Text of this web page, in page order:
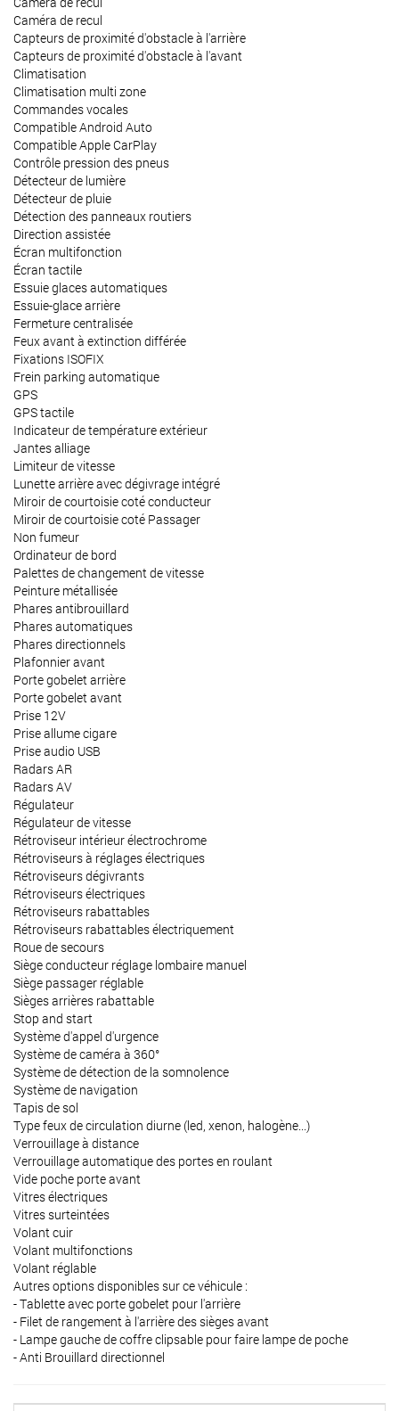
Caméra de recul
Capteurs de proximité d'obstacle à l'arrière
Capteurs de proximité d'obstacle à l'avant
Climatisation
Climatisation multi zone
Commandes vocales
Compatible Android Auto
Compatible Apple CarPlay
Contrôle pression des pneus
Détecteur de lumière
Détecteur de pluie
Détection des panneaux routiers
Direction assistée
Écran multifonction
Écran tactile
Essuie glaces automatiques
Essuie-glace arrière
Fermeture centralisée
Feux avant à extinction différée
Fixations ISOFIX
Frein parking automatique
GPS
GPS tactile
Indicateur de température extérieur
Jantes alliage
Limiteur de vitesse
Lunette arrière avec dégivrage intégré
Miroir de courtoisie coté conducteur
Miroir de courtoisie coté Passager
Non fumeur
Ordinateur de bord
Palettes de changement de vitesse
Peinture métallisée
Phares antibrouillard
Phares automatiques
Phares directionnels
Plafonnier avant
Porte gobelet arrière
Porte gobelet avant
Prise 12V
Prise allume cigare
Prise audio USB
Radars AR
Radars AV
Régulateur
Régulateur de vitesse
Rétroviseur intérieur électrochrome
Rétroviseurs à réglages électriques
Rétroviseurs dégivrants
Rétroviseurs électriques
Rétroviseurs rabattables
Rétroviseurs rabattables électriquement
Roue de secours
Siège conducteur réglage lombaire manuel
Siège passager réglable
Sièges arrières rabattable
Stop and start
Système d'appel d'urgence
Système de caméra à 360°
Système de détection de la somnolence
Système de navigation
Tapis de sol
Type feux de circulation diurne (led, xenon, halogène...)
Verrouillage à distance
Verrouillage automatique des portes en roulant
Vide poche porte avant
Vitres électriques
Vitres surteintées
Volant cuir
Volant multifonctions
Volant réglable
Autres options disponibles sur ce véhicule :
- Tablette avec porte gobelet pour l'arrière
- Filet de rangement à l'arrière des sièges avant
- Lampe gauche de coffre clipsable pour faire lampe de poche
- Anti Brouillard directionnel